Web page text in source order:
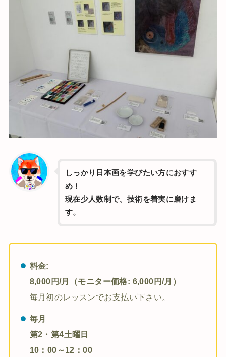
しっかり日本画を学びたい方におすす
め！
現在少人数制で、技術を着実に磨けま
す。
料金:
8,000円/月（モニター価格: 6,000円/月）
毎月初のレッスンでお支払い下さい。
毎月
第2・第4土曜日
10：00～12：00